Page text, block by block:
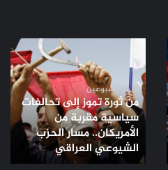
ثورة
تموز
إلى
تحالفات
سياسية
مقربة
من
الأمريكان..
منذ أسبوعين
من ثورة تموز إلى تحالفات
سياسية مقربة من
الأمريكان.. مسار الحزب
الشيوعي العراقي